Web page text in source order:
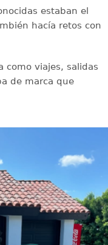
estaban el
hacía retos con
como viajes, salidas
de marca que